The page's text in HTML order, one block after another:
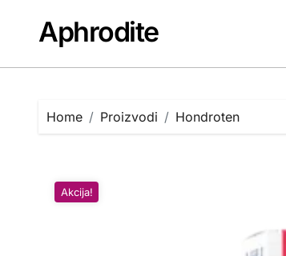
contentAphrodite
Home Proizvodi Hondroten
Akcija!